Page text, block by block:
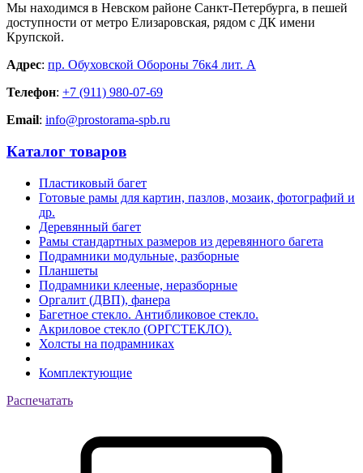
Мы находимся в Невском районе Санкт-Петербурга, в пешей
доступности от метро Елизаровская, рядом с ДК имени
Крупской.
Адрес: пр. Обуховской Обороны 76к4 лит. А
Телефон: +7 (911) 980-07-69
Email: info@prostorama-spb.ru
Каталог товаров
Пластиковый багет
Готовые рамы для картин, пазлов, мозаик, фотографий и
др.
Деревянный багет
Рамы стандартных размеров из деревянного багета
Подрамники модульные, разборные
Планшеты
Подрамники клееные, неразборные
Оргалит (ДВП), фанера
Багетное стекло. Антибликовое стекло.
Акриловое стекло (ОРГСТЕКЛО).
Холсты на подрамниках
Комплектующие
Распечатать